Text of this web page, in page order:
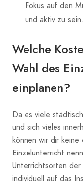
Fokus auf den
und aktiv zu sein.
Welche
Wahl des
einplanen?
Da es viele
und sich vieles
können wir dir
Einzelunterricht
Unterrichtsorten der
individuell auf das